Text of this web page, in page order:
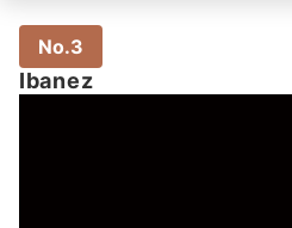
No.3
Ibanez